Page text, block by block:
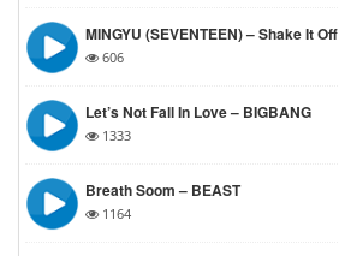
MINGYU (SEVENTEEN) – Shake It Off
606
Let’s Not Fall In Love – BIGBANG
1333
Breath Soom – BEAST
1164